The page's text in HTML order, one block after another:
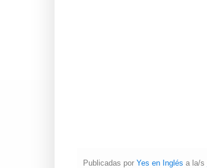
Publicadas por Yes en Inglés a la/s